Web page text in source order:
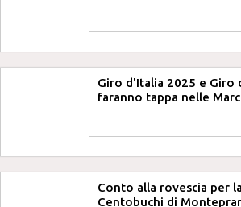
Giro d'Italia 2025 e Giro
faranno tappa nelle
Conto alla rovescia per
Centobuchi di